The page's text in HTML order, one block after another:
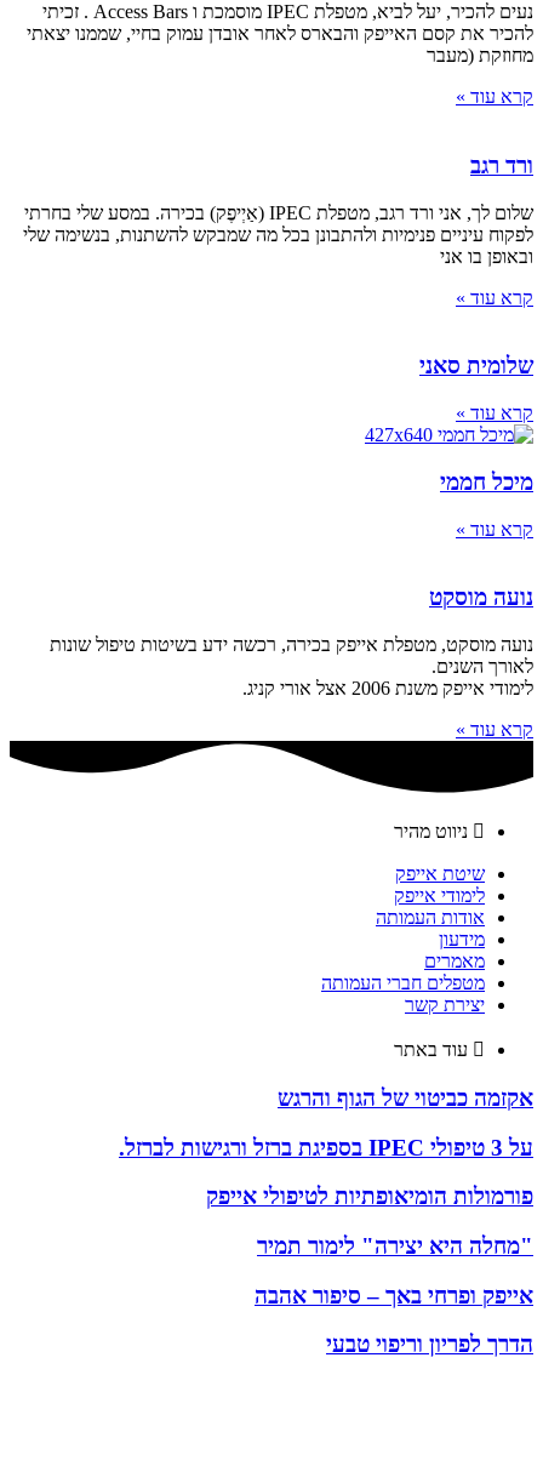
נעים להכיר, יעל לביא, מטפלת IPEC מוסמכת ו Access Bars . זכיתי
להכיר את קסם האייפק והבארס לאחר אובדן עמוק בחיי, שממנו יצאתי
מחוזקת (מעבר
קרא עוד »
ורד רגב
שלום לך, אני ורד רגב, מטפלת IPEC (אַיְיפֶק) בכירה. במסע שלי בחרתי
לפקוח עיניים פנימיות ולהתבונן בכל מה שמבקש להשתנות, בנשימה שלי
ובאופן בו אני
קרא עוד »
שלומית סאני
קרא עוד »
מיכל חממי
קרא עוד »
נועה מוסקט
נועה מוסקט, מטפלת אייפק בכירה, רכשה ידע בשיטות טיפול שונות
לאורך השנים.
לימודי אייפק משנת 2006 אצל אורי קניג.
קרא עוד »
ניווט מהיר
שיטת אייפק
לימודי אייפק
אודות העמותה
מידעון
מאמרים
מטפלים חברי העמותה
יצירת קשר
עוד באתר
אקזמה כביטוי של הגוף והרגש
על 3 טיפולי IPEC בספיגת ברזל ורגישות לברזל.
פורמולות הומיאופתיות לטיפולי אייפק
"מחלה היא יצירה" לימור תמיר
אייפק ופרחי באך – סיפור אהבה
הדרך לפריון וריפוי טבעי